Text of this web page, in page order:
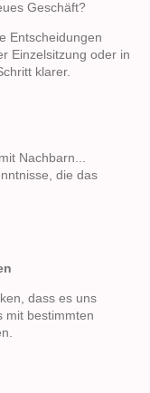
Geschäft?
Entscheidungen
Einzelsitzung oder in
klarer.
Nachbarn...
die das
dass es uns
mit bestimmten